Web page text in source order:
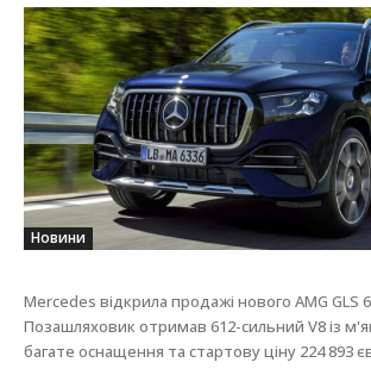
Новини
Mercedes відкрила продажі нового AMG GLS
Позашляховик отримав 612-сильний V8 із
багате оснащення та стартову ціну 224 893